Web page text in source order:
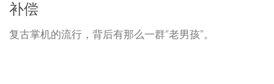
补偿
复古掌机的流行，背后有那么一群“老男孩”。